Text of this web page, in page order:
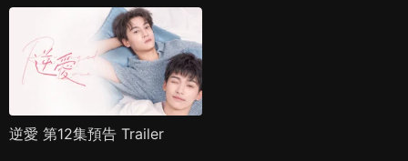
逆愛 第12集預告 Trailer